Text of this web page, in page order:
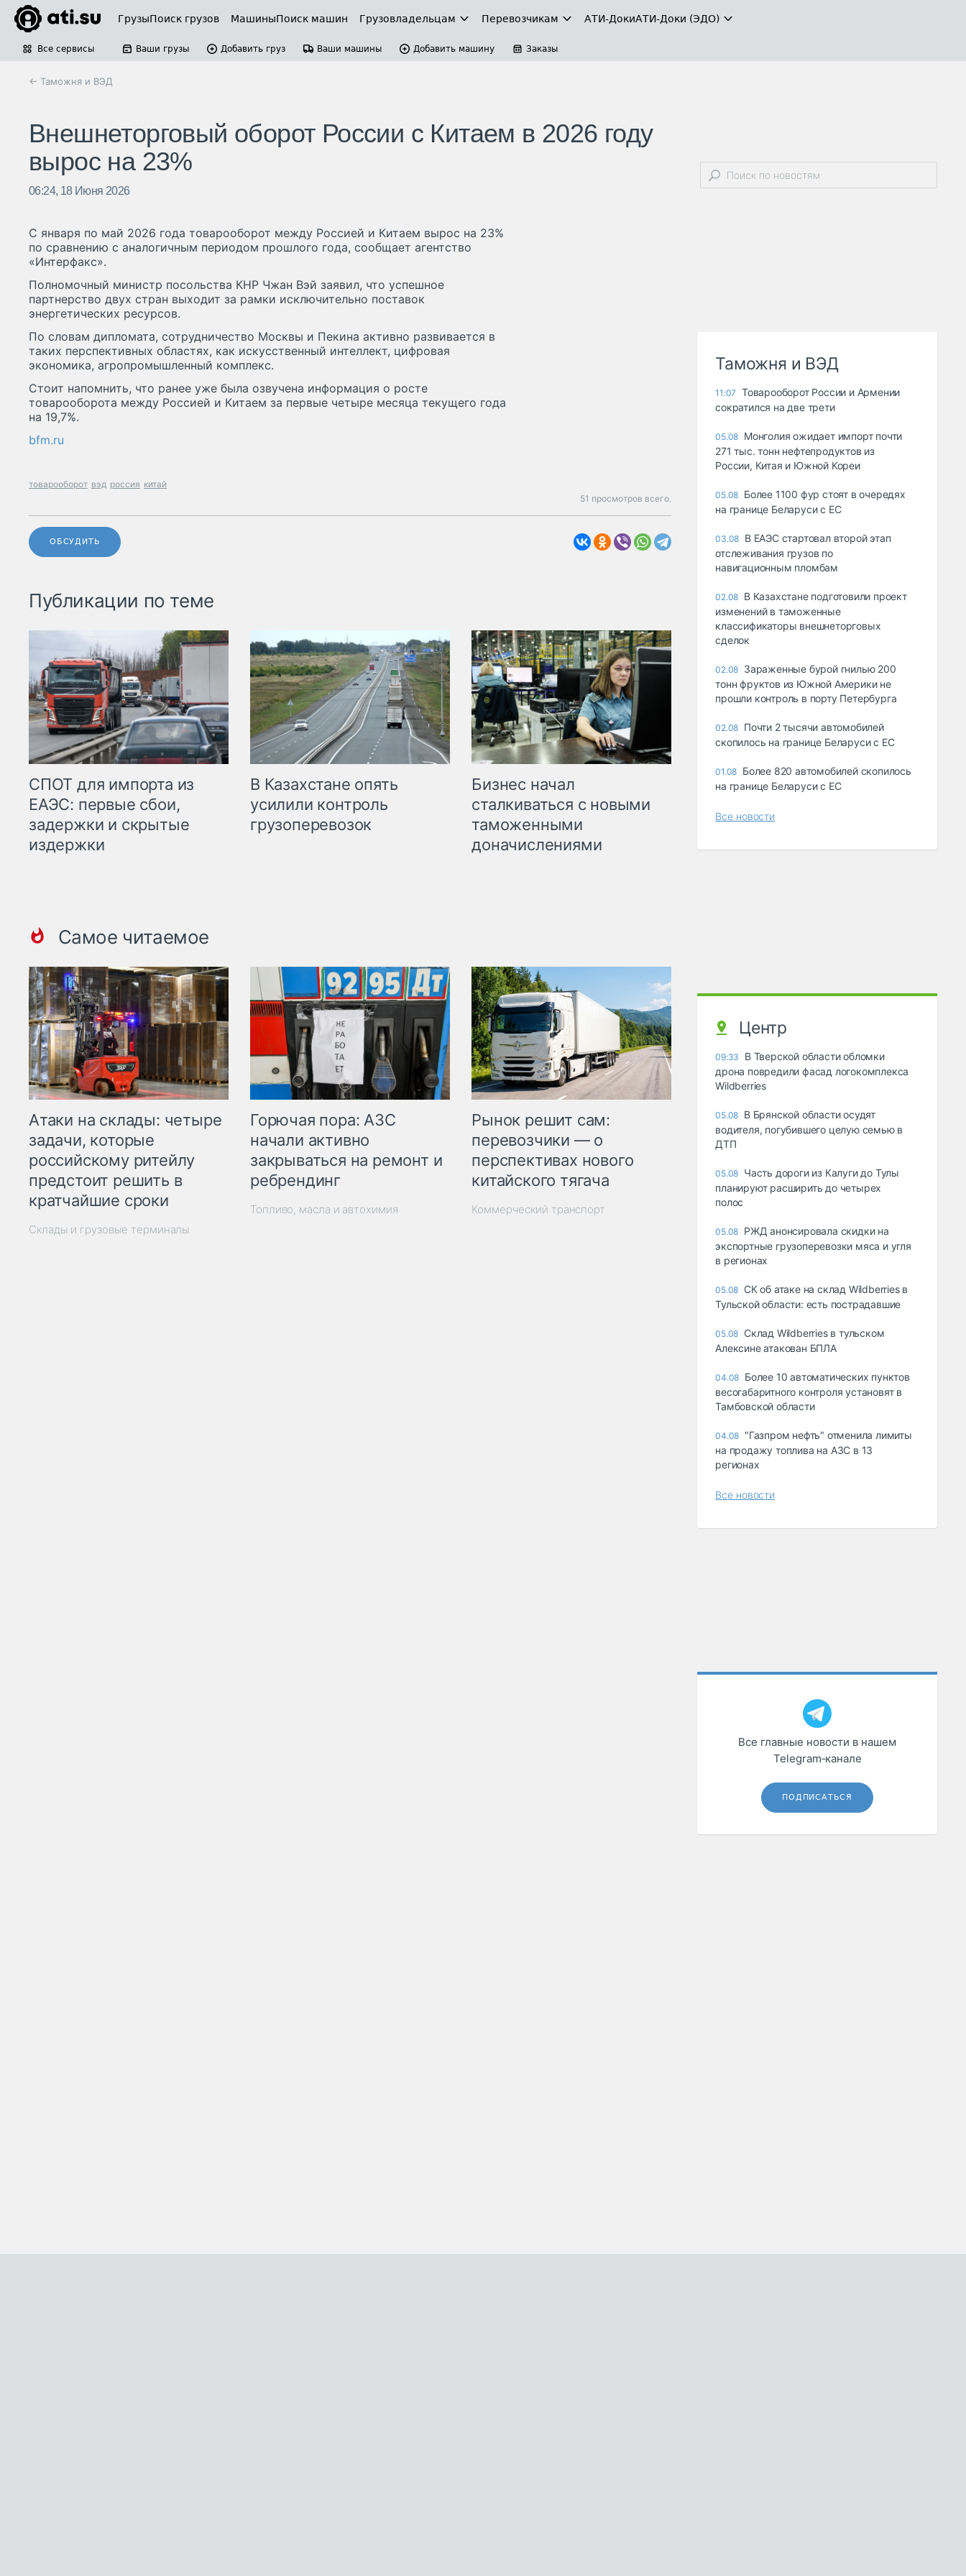
ГрузыПоиск грузов МашиныПоиск машин Грузовладельцам Перевозчикам АТИ-ДокиАТИ-Доки (ЭДО)
Все сервисы Ваши грузы Добавить груз Ваши машины Добавить машину Заказы
← Таможня и ВЭД
Внешнеторговый оборот России с Китаем в 2026 году
вырос на 23%
06:24, 18 Июня 2026
С января по май 2026 года товарооборот между Россией и Китаем вырос на 23%
по сравнению с аналогичным периодом прошлого года, сообщает агентство
«Интерфакс».
Полномочный министр посольства КНР Чжан Вэй заявил, что успешное
партнерство двух стран выходит за рамки исключительно поставок
энергетических ресурсов.
По словам дипломата, сотрудничество Москвы и Пекина активно развивается в
таких перспективных областях, как искусственный интеллект, цифровая
экономика, агропромышленный комплекс.
Стоит напомнить, что ранее уже была озвучена информация о росте
товарооборота между Россией и Китаем за первые четыре месяца текущего года
на 19,7%.
bfm.ru
товарооборот вэд россия китай
51 просмотров всего.
ОБСУДИТЬ
Публикации по теме
СПОТ для импорта из
ЕАЭС: первые сбои,
задержки и скрытые
издержки
В Казахстане опять
усилили контроль
грузоперевозок
Бизнес начал
сталкиваться с новыми
таможенными
доначислениями
Самое читаемое
Атаки на склады: четыре
задачи, которые
российскому ритейлу
предстоит решить в
кратчайшие сроки
Склады и грузовые терминалы
Горючая пора: АЗС
начали активно
закрываться на ремонт и
ребрендинг
Топливо, масла и автохимия
Рынок решит сам:
перевозчики — о
перспективах нового
китайского тягача
Коммерческий транспорт
Таможня и ВЭД
11:07
Товарооборот России и Армении
сократился на две трети
05.08 Монголия ожидает импорт почти
271 тыс. тонн нефтепродуктов из
России, Китая и Южной Кореи
05.08 Более 1100 фур стоят в очередях
на границе Беларуси с ЕС
03.08 В ЕАЭС стартовал второй этап
отслеживания грузов по
навигационным пломбам
02.08 В Казахстане подготовили проект
изменений в таможенные
классификаторы внешнеторговых
сделок
02.08 Зараженные бурой гнилью 200
тонн фруктов из Южной Америки не
прошли контроль в порту Петербурга
02.08 Почти 2 тысячи автомобилей
скопилось на границе Беларуси с ЕС
01.08 Более 820 автомобилей скопилось
на границе Беларуси с ЕС
Все новости
Центр
09:33
В Тверской области обломки
дрона повредили фасад логокомплекса
Wildberries
05.08 В Брянской области осудят
водителя, погубившего целую семью в
ДТП
05.08 Часть дороги из Калуги до Тулы
планируют расширить до четырех
полос
05.08 РЖД анонсировала скидки на
экспортные грузоперевозки мяса и угля
в регионах
05.08 СК об атаке на склад Wildberries в
Тульской области: есть пострадавшие
05.08 Склад Wildberries в тульском
Алексине атакован БПЛА
04.08 Более 10 автоматических пунктов
весогабаритного контроля установят в
Тамбовской области
04.08 "Газпром нефть" отменила лимиты
на продажу топлива на АЗС в 13
регионах
Все новости
Все главные новости в нашем
Telegram‑канале
ПОДПИСАТЬСЯ